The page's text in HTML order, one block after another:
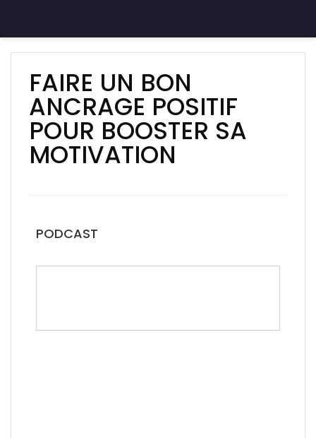
FAIRE UN BON
ANCRAGE POSITIF
POUR BOOSTER SA
MOTIVATION
PODCAST